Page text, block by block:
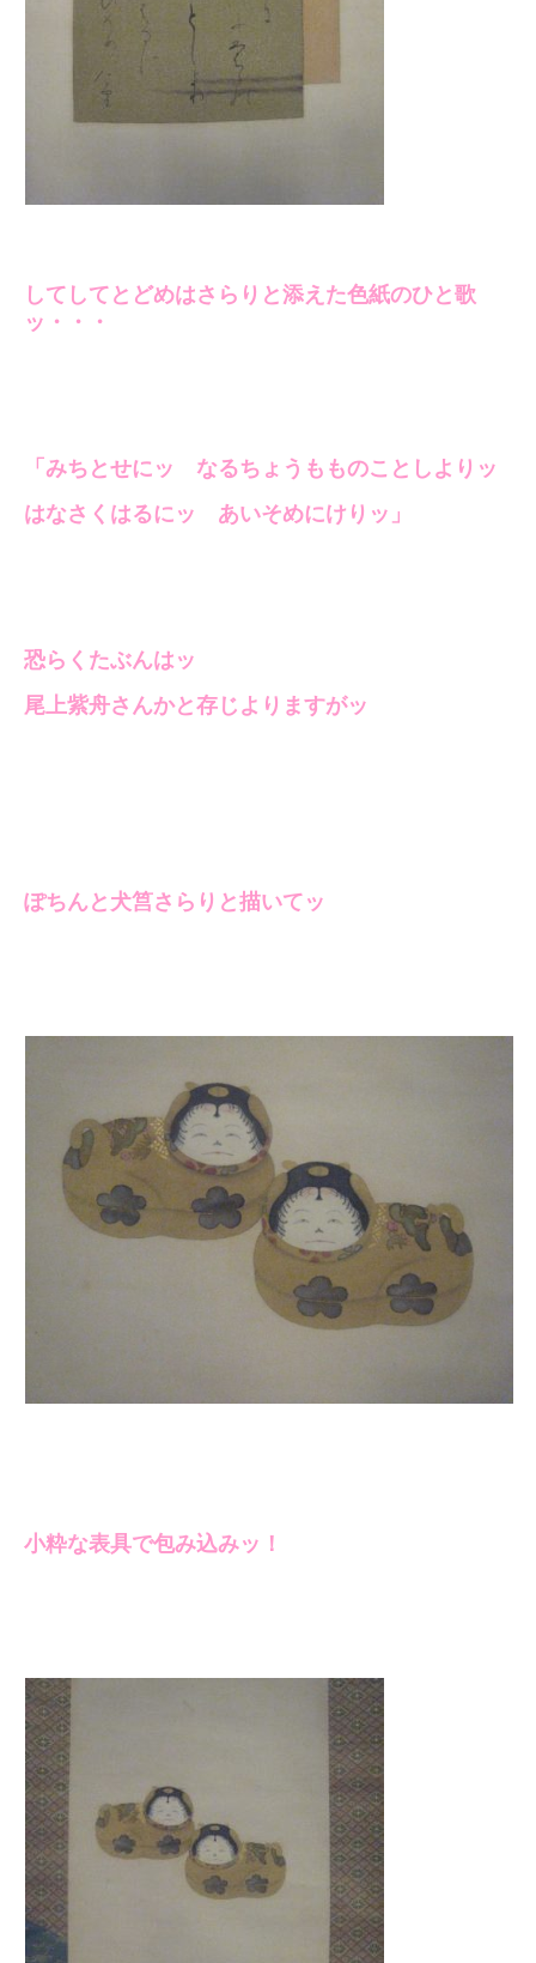
してしてとどめはさらりと添えた色紙のひと歌
ッ・・・
「みちとせにッ なるちょうもものことしよりッ
はなさくはるにッ あいそめにけりッ」
恐らくたぶんはッ
尾上紫舟さんかと存じよりますがッ
ぽちんと犬筥さらりと描いてッ
小粋な表具で包み込みッ！